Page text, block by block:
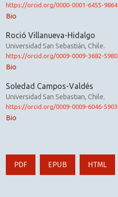
https://orcid.org/0000-0001-6455-9864
Bio
Roció Villanueva-Hidalgo
Universidad San Sebastián, Chile.
https://orcid.org/0009-0009-3682-5980
Bio
Soledad Campos-Valdés
Universidad San Sebastian, Chile.
https://orcid.org/0009-0009-6046-5903
Bio
PDF EPUB HTML